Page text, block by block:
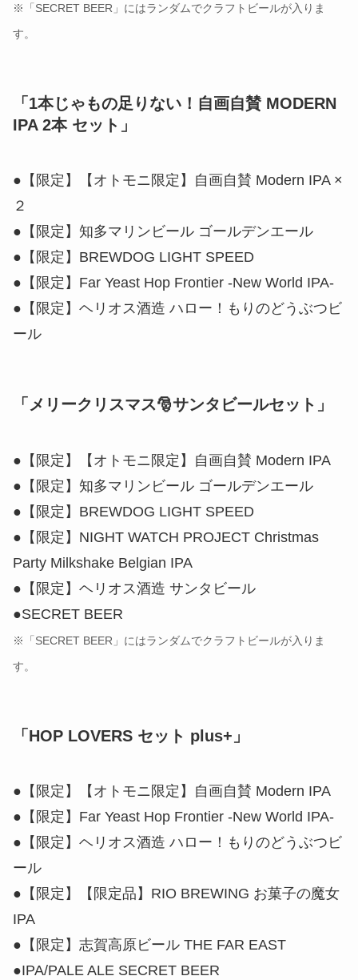
※「SECRET BEER」にはランダムでクラフトビールが入りま
す。
「1本じゃもの足りない！自画自賛 MODERN
IPA 2本 セット」
●【限定】【オトモニ限定】自画自賛 Modern IPA ×
２
●【限定】知多マリンビール ゴールデンエール
●【限定】BREWDOG LIGHT SPEED
●【限定】Far Yeast Hop Frontier -New World IPA-
●【限定】ヘリオス酒造 ハロー！もりのどうぶつビ
ール
「メリークリスマス🎅サンタビールセット」
●【限定】【オトモニ限定】自画自賛 Modern IPA
●【限定】知多マリンビール ゴールデンエール
●【限定】BREWDOG LIGHT SPEED
●【限定】NIGHT WATCH PROJECT Christmas
Party Milkshake Belgian IPA
●【限定】ヘリオス酒造 サンタビール
●SECRET BEER
※「SECRET BEER」にはランダムでクラフトビールが入りま
す。
「HOP LOVERS セット plus+」
●【限定】【オトモニ限定】自画自賛 Modern IPA
●【限定】Far Yeast Hop Frontier -New World IPA-
●【限定】ヘリオス酒造 ハロー！もりのどうぶつビ
ール
●【限定】【限定品】RIO BREWING お菓子の魔女
IPA
●【限定】志賀高原ビール THE FAR EAST
●IPA/PALE ALE SECRET BEER